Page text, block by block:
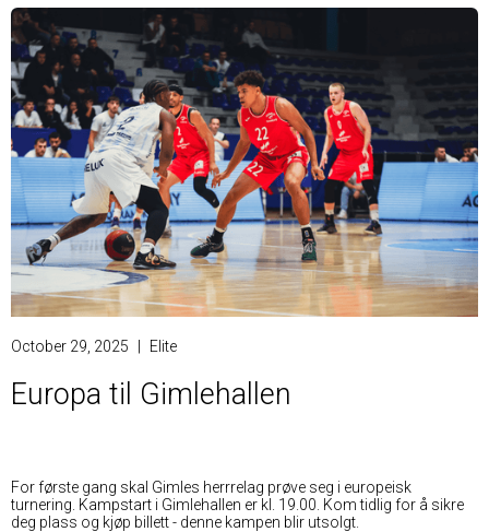
October 29, 2025 | Elite
Europa til Gimlehallen
For første gang skal Gimles herrrelag prøve seg i europeisk
turnering. Kampstart i Gimlehallen er kl. 19.00. Kom tidlig for å sikre
deg plass og kjøp billett - denne kampen blir utsolgt.